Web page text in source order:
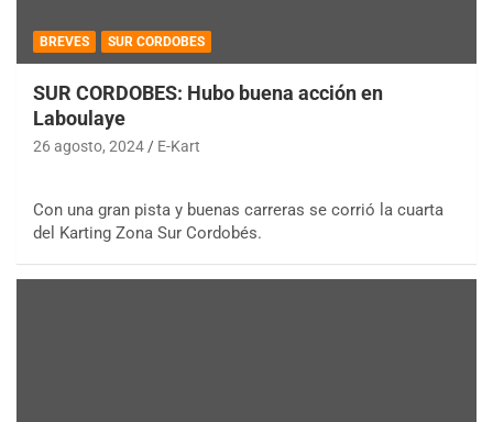
BREVES SUR CORDOBES
SUR CORDOBES: Hubo buena acción en
Laboulaye
26 agosto, 2024 E-Kart
Con una gran pista y buenas carreras se corrió la cuarta
del Karting Zona Sur Cordobés.